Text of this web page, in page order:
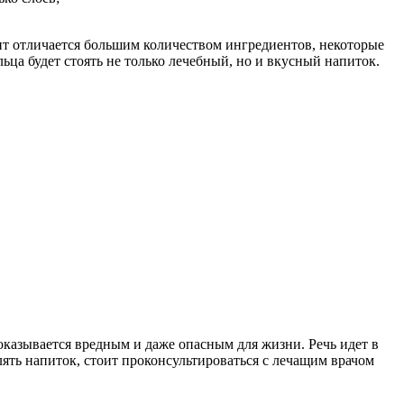
большим количеством ингредиентов, некоторые
будет стоять не только лечебный, но и вкусный напиток.
вредным и даже опасным для жизни. Речь идет в
напиток, стоит проконсультироваться с лечащим врачом